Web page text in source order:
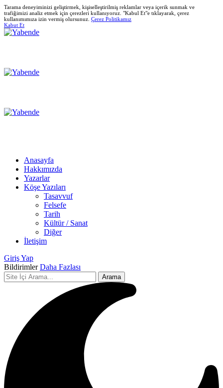
Tarama deneyiminizi geliştirmek, kişiselleştirilmiş reklamlar veya içerik sunmak ve
trafiğimizi analiz etmek için çerezleri kullanıyoruz. "Kabul Et"e tıklayarak, çerez
kullanımımıza izin vermiş olursunuz. Çerez Politikamız
Kabut Et
Anasayfa
Hakkımızda
Yazarlar
Köşe Yazıları
Tasavvuf
Felsefe
Tarih
Kültür / Sanat
Diğer
İletişim
Giriş Yap
Bildirimler Daha Fazlası